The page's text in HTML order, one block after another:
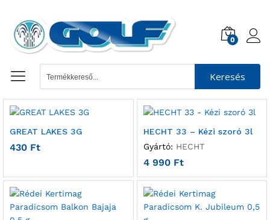
0
Keresés
GREAT LAKES 3G
430 Ft
HECHT 33 – Kézi szoró 3l
Gyártó: HECHT
4 990 Ft